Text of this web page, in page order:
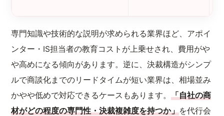
専門知識や技術的な説明が求められる業界ほど、アポイ
ンター・IS担当者の教育コストが上乗せされ、費用がや
や高めになる傾向があります。逆に、決裁構造がシンプ
ルで商談化までのリードタイムが短い業界は、相場並み
かやや低めで対応できるケースもあります。「自社の商
材がどの程度の専門性・決裁複雑度を持つか」を代行会